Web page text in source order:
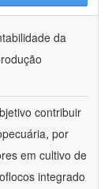
da
contribuir
por
em cultivo de
integrado